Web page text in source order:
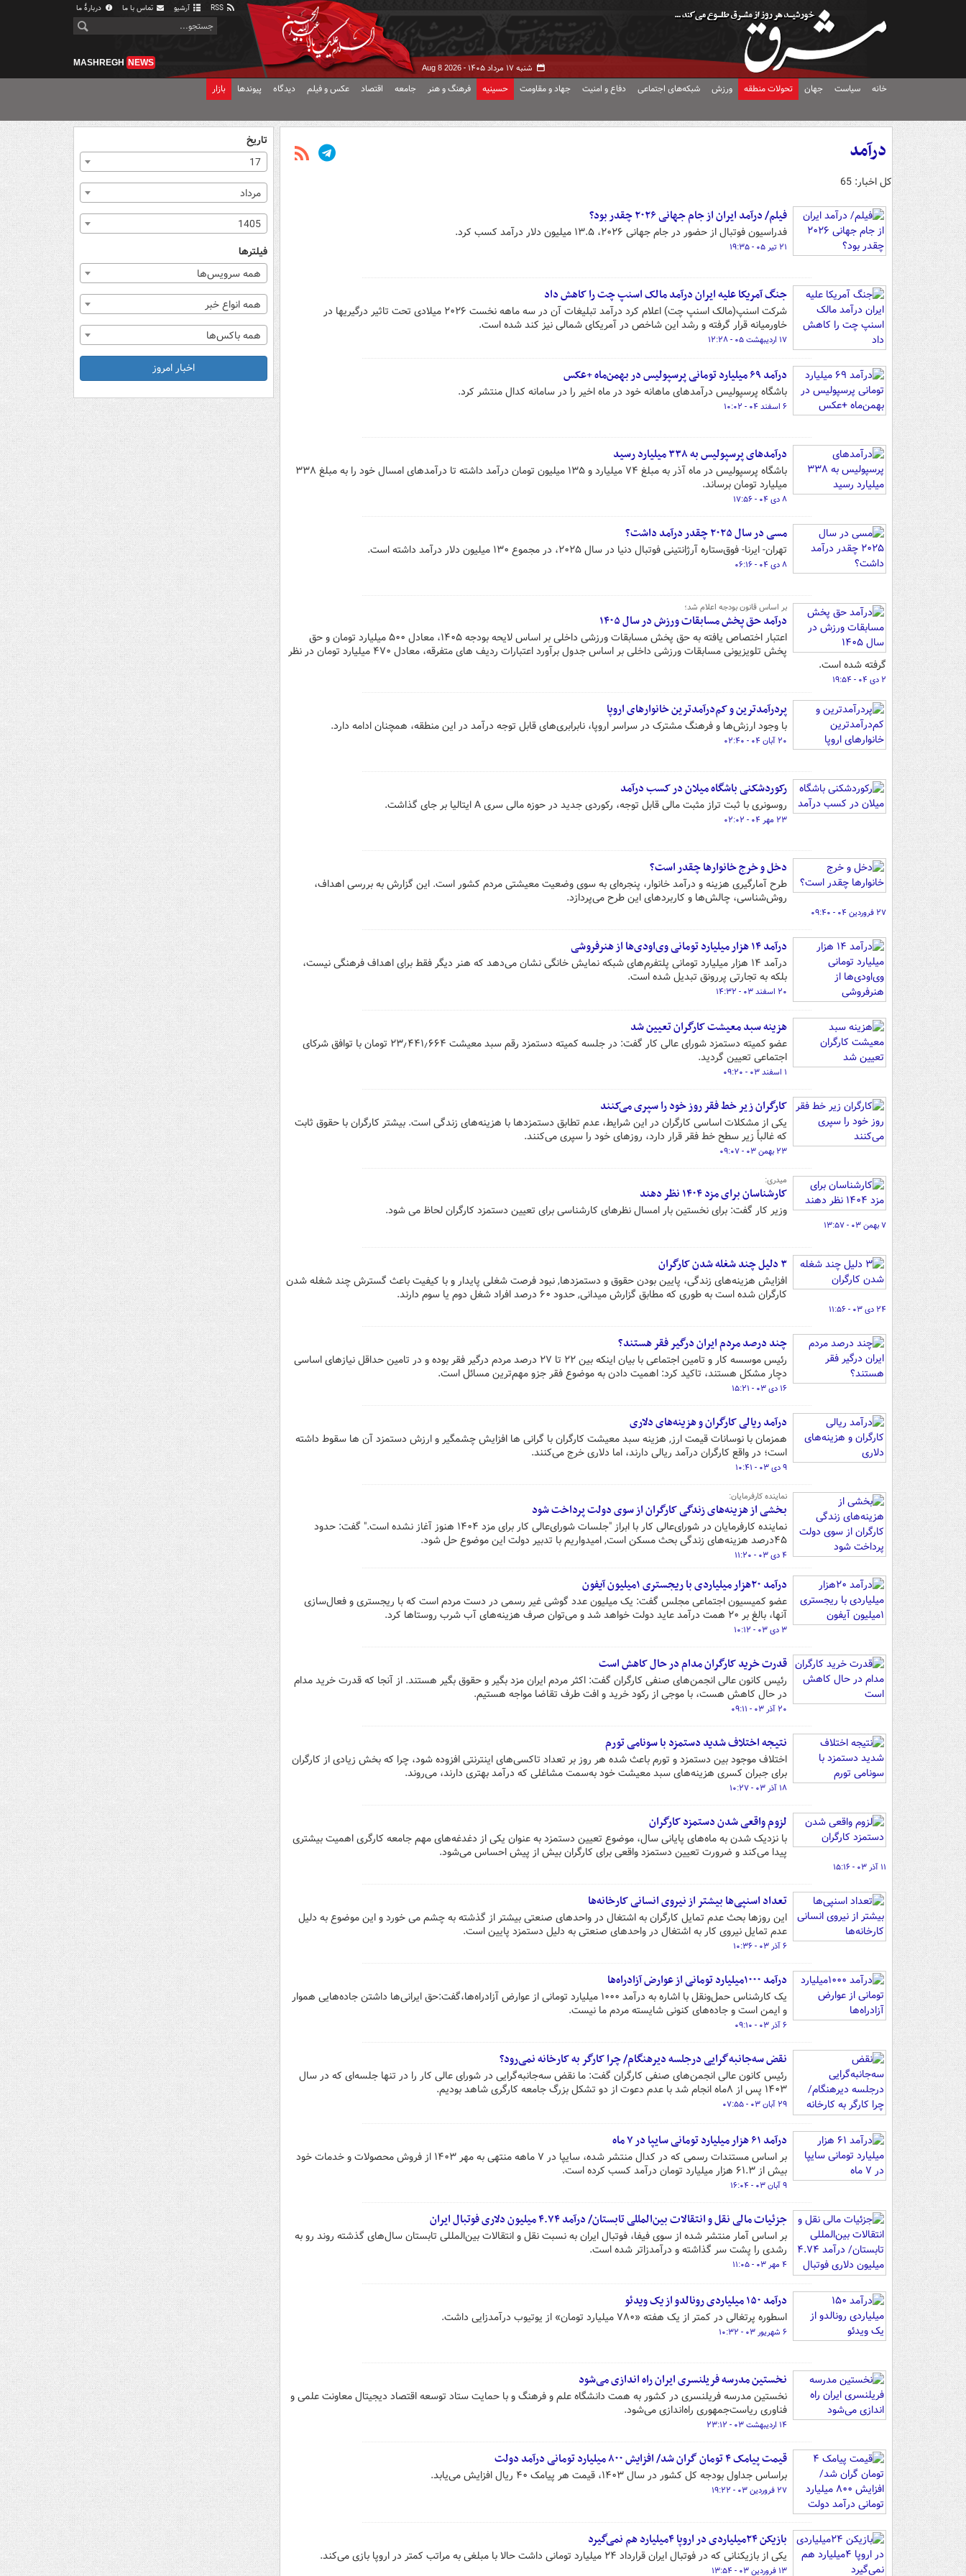
آرشیو تماس با ما دربارهٔ ما
شنبه ۱۷ مرداد ۱۴۰۵ - Aug 8 2026
MASHREGH NEWS
خانه سیاست جهان تحولات منطقه ورزش شبکه‌های اجتماعی دفاع و امنیت جهاد و مقاومت حسینیه فرهنگ و هنر جامعه اقتصاد عکس و فیلم دیدگاه پیوندها بازار
درآمد
کل اخبار: 65
فیلم/ درآمد ایران از جام جهانی ۲۰۲۶ چقدر بود؟
فدراسیون فوتبال از حضور در جام جهانی ۲۰۲۶، ۱۳.۵ میلیون دلار درآمد کسب کرد.
۲۱ تیر ۰۵ - ۱۹:۳۵
جنگ آمریکا علیه ایران درآمد مالک اسنپ چت را کاهش داد
شرکت اسنپ(مالک اسنپ چت) اعلام کرد درآمد تبلیغات آن در سه ماهه نخست ۲۰۲۶ میلادی تحت تاثیر درگیریها در
خاورمیانه قرار گرفته و رشد این شاخص در آمریکای شمالی نیز کند شده است.
۱۷ اردیبهشت ۰۵ - ۱۲:۲۸
درآمد ۶۹ میلیارد تومانی پرسپولیس در بهمن‌ماه +عکس
باشگاه پرسپولیس درآمدهای ماهانه خود در ماه اخیر را در سامانه کدال منتشر کرد.
۶ اسفند ۰۴ - ۱۰:۰۲
درآمدهای پرسپولیس به ۳۳۸ میلیارد رسید
باشگاه پرسپولیس در ماه آذر به مبلغ ۷۴ میلیارد و ۱۳۵ میلیون تومان درآمد داشته تا درآمدهای امسال خود را به مبلغ ۳۳۸
میلیارد تومان برساند.
۸ دی ۰۴ - ۱۷:۵۶
مسی در سال ۲۰۲۵ چقدر درآمد داشت؟
تهران- ایرنا- فوق‌ستاره آرژانتینی فوتبال دنیا در سال ۲۰۲۵، در مجموع ۱۳۰ میلیون دلار درآمد داشته است.
۸ دی ۰۴ - ۰۶:۱۶
بر اساس قانون بودجه اعلام شد؛
درآمد حق پخش مسابقات ورزش در سال ۱۴۰۵
اعتبار اختصاص یافته به حق پخش مسابقات ورزشی داخلی بر اساس لایحه بودجه ۱۴۰۵، معادل ۵۰۰ میلیارد تومان و حق
پخش تلویزیونی مسابقات ورزشی داخلی بر اساس جدول برآورد اعتبارات ردیف های متفرقه، معادل ۴۷۰ میلیارد تومان در نظر
گرفته شده است.
۲ دی ۰۴ - ۱۹:۵۴
پردرآمدترین و کم‌درآمدترین خانوارهای اروپا
با وجود ارزش‌ها و فرهنگ مشترک در سراسر اروپا، نابرابری‌های قابل توجه درآمد در این منطقه، همچنان ادامه دارد.
۲۰ آبان ۰۴ - ۰۲:۴۰
رکوردشکنی باشگاه میلان در کسب درآمد
روسونری با ثبت تراز مثبت مالی قابل توجه، رکوردی جدید در حوزه مالی سری A ایتالیا بر جای گذاشت.
۲۳ مهر ۰۴ - ۰۲:۰۲
دخل و خرج خانوارها چقدر است؟
طرح آمارگیری هزینه و درآمد خانوار، پنجره‌ای به سوی وضعیت معیشتی مردم کشور است. این گزارش به بررسی اهداف،
روش‌شناسی، چالش‌ها و کاربردهای این طرح می‌پردازد.
۲۷ فروردین ۰۴ - ۰۹:۴۰
درآمد ۱۴ هزار میلیارد تومانی وی‌اودی‌ها از هنرفروشی
درآمد ۱۴ هزار میلیارد تومانی پلتفرم‌های شبکه نمایش خانگی نشان می‌دهد که هنر دیگر فقط برای اهداف فرهنگی نیست،
بلکه به تجارتی پررونق تبدیل شده است.
۲۰ اسفند ۰۳ - ۱۴:۳۲
هزینه سبد معیشت کارگران تعیین شد
عضو کمیته دستمزد شورای عالی کار گفت: در جلسه کمیته دستمزد رقم سبد معیشت ۲۳٫۴۴۱٫۶۶۴ تومان با توافق شرکای
اجتماعی تعیین گردید.
۱ اسفند ۰۳ - ۰۹:۲۰
کارگران زیر خط فقر روز خود را سپری می‌کنند
یکی از مشکلات اساسی کارگران در این شرایط، عدم تطابق دستمزدها با هزینه‌های زندگی است. بیشتر کارگران با حقوق ثابت
که غالباً زیر سطح خط فقر قرار دارد، روزهای خود را سپری می‌کنند.
۲۳ بهمن ۰۳ - ۰۹:۰۷
میدری:
کارشناسان برای مزد ۱۴۰۴ نظر دهند
وزیر کار گفت: برای نخستین بار امسال نظرهای کارشناسی برای تعیین دستمزد کارگران لحاظ می شود.
۷ بهمن ۰۳ - ۱۳:۵۷
۳ دلیل چند شغله شدن کارگران
افزایش هزینه‌های زندگی، پایین بودن حقوق و دستمزدها, نبود فرصت شغلی پایدار و با کیفیت باعث گسترش چند شغله شدن
کارگران شده است به طوری که مطابق گزارش میدانی, حدود ۶۰ درصد افراد شغل دوم یا سوم دارند.
۲۴ دی ۰۳ - ۱۱:۵۶
چند درصد مردم ایران درگیر فقر هستند؟
رئیس موسسه کار و تامین اجتماعی با بیان اینکه بین ۲۲ تا ۲۷ درصد مردم درگیر فقر بوده و در تامین حداقل نیازهای اساسی
دچار مشکل هستند، تاکید کرد: اهمیت دادن به موضوع فقر جزو مهم‌ترین مسائل است.
۱۶ دی ۰۳ - ۱۵:۲۱
درآمد ریالی کارگران و هزینه‌های دلاری
همزمان با نوسانات قیمت ارز, هزینه سبد معیشت کارگران با گرانی ها افزایش چشمگیر و ارزش دستمزد آن ها سقوط داشته
است؛ در واقع کارگران درآمد ریالی دارند، اما دلاری خرج می‌کنند.
۹ دی ۰۳ - ۱۰:۴۱
نماینده کارفرمایان:
بخشی از هزینه‌های زندگی کارگران از سوی دولت پرداخت شود
نماینده کارفرمایان در شورای‌عالی کار با ابراز "جلسات شورای‌عالی کار برای مزد ۱۴۰۴ هنوز آغاز نشده است." گفت: حدود
۴۵درصد هزینه‌های زندگی بحث مسکن است,‌ امیدواریم با تدبیر دولت این موضوع حل شود.
۴ دی ۰۳ - ۱۱:۲۰
درآمد ۲۰هزار میلیاردی با ریجستری ۱میلیون آیفون
عضو کمیسیون اجتماعی مجلس گفت: یک میلیون عدد گوشی غیر رسمی در دست مردم است که با ریجستری و فعال‌سازی
آنها، بالغ بر ۲۰ همت درآمد عاید دولت خواهد شد و می‌توان صرف هزینه‌های آب شرب روستاها کرد.
۳ دی ۰۳ - ۱۰:۱۲
قدرت خرید کارگران مدام در حال کاهش است
رئیس کانون عالی انجمن‌های صنفی کارگران گفت: اکثر مردم ایران مزد بگیر و حقوق بگیر هستند. از آنجا که قدرت خرید مدام
در حال کاهش هست، با موجی از رکود خرید و افت طرف تقاضا مواجه هستیم.
۲۰ آذر ۰۳ - ۰۹:۱۱
نتیجه اختلاف شدید دستمزد با سونامی تورم
اختلاف موجود بین دستمزد و تورم باعث شده هر روز بر تعداد تاکسی‌های اینترنتی افزوده شود، چرا که بخش زیادی از کارگران
برای جبران کسری هزینه‌های سبد معیشت خود به‌سمت مشاغلی که درآمد بهتری دارند، می‌روند.
۱۸ آذر ۰۳ - ۱۰:۲۷
لزوم واقعی شدن دستمزد کارگران
با نزدیک شدن به ماه‌های پایانی سال، موضوع تعیین دستمزد به عنوان یکی از دغدغه‌های مهم جامعه کارگری اهمیت بیشتری
پیدا می‌کند و ضرورت تعیین دستمزد واقعی برای کارگران بیش از پیش احساس می‌شود.
۱۱ آذر ۰۳ - ۱۵:۱۶
تعداد اسنپی‌‎ها بیشتر از نیروی انسانی کارخانه‌ها
این روزها بحث عدم تمایل کارگران به اشتغال در واحدهای صنعتی بیشتر از گذشته به چشم می خورد و این موضوع به دلیل
عدم تمایل نیروی کار به اشتغال در واحدهای صنعتی به دلیل دستمزد پایین است.
۶ آذر ۰۳ - ۱۰:۳۶
درآمد ۱۰۰۰میلیارد تومانی از عوارض آزادراه‌ها
یک کارشناس حمل‌ونقل با اشاره به درآمد ۱۰۰۰ میلیارد تومانی از عوارض آزادراه‌ها،گفت:حق ایرانی‌ها داشتن جاده‌هایی هموار
و ایمن است و جاده‌های کنونی شایسته مردم ما نیست.
۶ آذر ۰۳ - ۰۹:۱۰
نقض سه‌جانبه‌گرایی درجلسه دیرهنگام/ چرا کارگر به کارخانه نمی‌رود؟
رئیس کانون عالی انجمن‌های صنفی کارگران گفت: ما نقض سه‌جانبه‌گرایی در شورای عالی کار را در تنها جلسه‌ای که در سال
۱۴۰۳ پس از ۸ماه انجام شد با عدم دعوت از دو تشکل بزرگ جامعه کارگری شاهد بودیم.
۲۹ آبان ۰۳ - ۰۷:۵۵
درآمد ۶۱ هزار میلیارد تومانی سایپا در ۷ ماه
بر اساس مستندات رسمی که در کدال منتشر شده، سایپا در ۷ ماهه منتهی به مهر ۱۴۰۳ از فروش محصولات و خدمات خود
بیش از ۶۱.۳ هزار میلیارد تومان درآمد کسب کرده است.
۹ آبان ۰۳ - ۱۶:۰۴
جزئیات مالی نقل و انتقالات بین‌المللی تابستان/ درآمد ۴.۷۴ میلیون دلاری فوتبال ایران
بر اساس آمار منتشر شده از سوی فیفا، فوتبال ایران به نسبت نقل و انتقالات بین‌المللی تابستان سال‌های گذشته روند رو به
رشدی را پشت سر گذاشته و درآمدزاتر شده است.
۴ مهر ۰۳ - ۱۱:۰۵
درآمد ۱۵۰ میلیاردی رونالدو از یک ویدئو
اسطوره پرتغالی در کمتر از یک هفته «۷۸۰ میلیارد تومان» از یوتیوب درآمدزایی داشت.
۶ شهریور ۰۳ - ۱۰:۳۲
نخستین مدرسه فریلنسری ایران راه اندازی می‌شود
نخستین مدرسه فریلنسری در کشور به همت دانشگاه علم و فرهنگ و با حمایت ستاد توسعه اقتصاد دیجیتال معاونت علمی و
فناوری ریاست‌جمهوری راه‌اندازی می‌شود.
۱۴ اردیبهشت ۰۳ - ۲۳:۱۲
قیمت پیامک ۴ تومان گران شد/ افزایش ۸۰۰ میلیارد تومانی درآمد دولت
براساس جداول بودجه کل کشور در سال ۱۴۰۳، قیمت هر پیامک ۴۰ ریال افزایش می‌یابد.
۲۷ فروردین ۰۳ - ۱۹:۲۲
بازیکن ۲۴میلیاردی در اروپا ۴میلیارد هم نمی‌گیرد
یکی از بازیکنانی که در فوتبال ایران قرارداد ۲۴ میلیارد تومانی داشت حالا با مبلغی به مراتب کمتر در اروپا بازی می‌کند.
۱۳ فروردین ۰۳ - ۱۳:۵۴
تاریخ
17
مرداد
1405
فیلترها
همه سرویس‌ها
همه انواع خبر
همه باکس‌ها
اخبار امروز